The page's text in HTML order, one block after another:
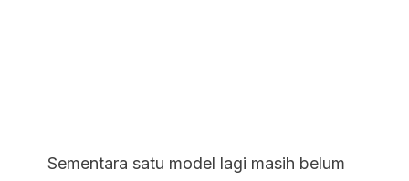
Sementara satu model lagi masih belum